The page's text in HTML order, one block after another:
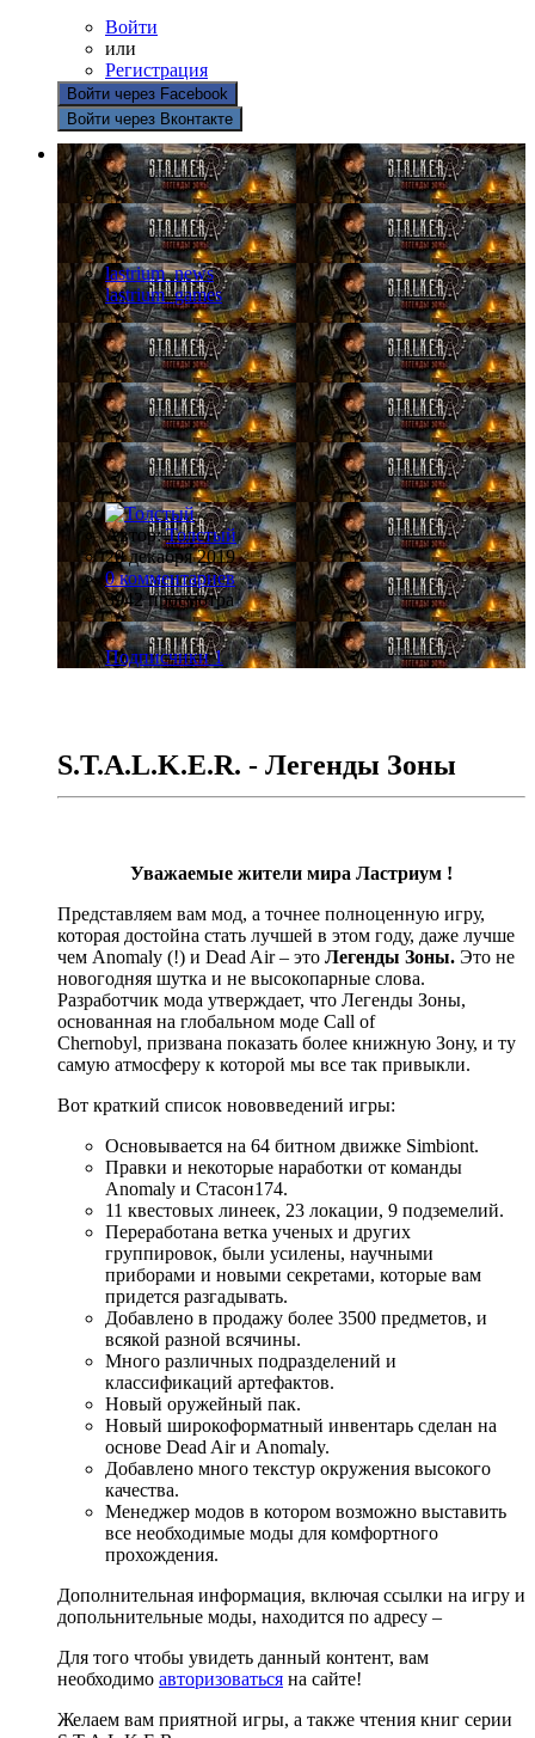
Войти
или
Регистрация
Войти через Facebook
Войти через Вконтакте
lastrium_news
lastrium_games
Автор:Толстый
20 декабря 2019
0 комментариев
3942 просмотра
Подписчики 1
S.T.A.L.K.E.R. - Легенды Зоны
Уважаемые жители мира Ластриум !
Представляем вам мод, а точнее полноценную игру,
которая достойна стать лучшей в этом году, даже лучше
чем Anomaly (!) и Dead Air – это Легенды Зоны. Это не
новогодняя шутка и не высокопарные слова.
Разработчик мода утверждает, что Легенды Зоны,
основанная на глобальном моде Call of
Chernobyl, призвана показать более книжную Зону, и ту
самую атмосферу к которой мы все так привыкли.
Вот краткий список нововведений игры:
Основывается на 64 битном движке Simbiont.
Правки и некоторые наработки от команды
Anomaly и Стасон174.
11 квестовых линеек, 23 локации, 9 подземелий.
Переработана ветка ученых и других
группировок, были усилены, научными
приборами и новыми секретами, которые вам
придется разгадывать.
Добавлено в продажу более 3500 предметов, и
всякой разной всячины.
Много различных подразделений и
классификаций артефактов.
Новый оружейный пак.
Новый широкоформатный инвентарь сделан на
основе Dead Air и Anomaly.
Добавлено много текстур окружения высокого
качества.
Менеджер модов в котором возможно выставить
все необходимые моды для комфортного
прохождения.
Дополнительная информация, включая ссылки на игру и
допольнительные моды, находится по адресу –
Для того чтобы увидеть данный контент, вам
необходимо авторизоваться на сайте!
Желаем вам приятной игры, а также чтения книг серии